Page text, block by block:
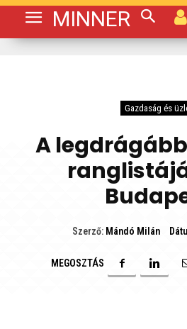
MINNER
Gazdaság és
A
Szerző: Mándó Milán
MEGOSZTÁS